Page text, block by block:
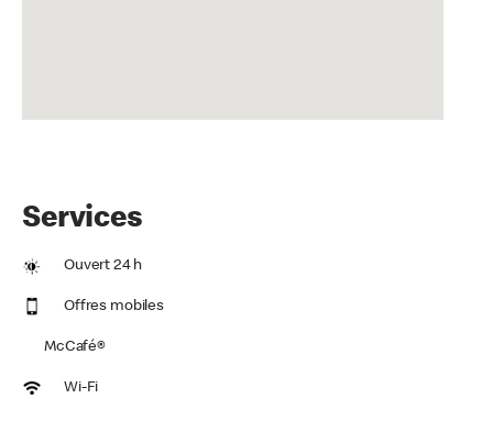
Services
Ouvert 24 h
Offres mobiles
McCafé®
Wi-Fi